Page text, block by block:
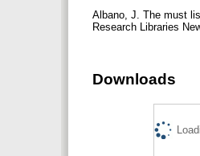
Albano, J. The must
Research Libraries
Downloads